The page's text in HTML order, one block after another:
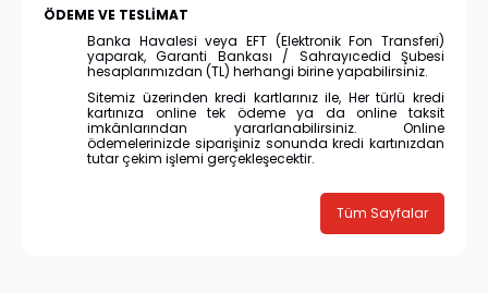
ÖDEME VE TESLİMAT
Banka Havalesi veya EFT (Elektronik Fon Transferi)
yaparak, Garanti Bankası / Sahrayıcedid Şubesi
hesaplarımızdan (TL) herhangi birine yapabilirsiniz.
Sitemiz üzerinden kredi kartlarınız ile, Her türlü kredi
kartınıza online tek ödeme ya da online taksit
imkânlarından yararlanabilirsiniz. Online
ödemelerinizde siparişiniz sonunda kredi kartınızdan
tutar çekim işlemi gerçekleşecektir.
Tüm Sayfalar